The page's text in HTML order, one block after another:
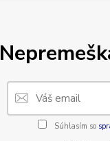
Súhlasím so